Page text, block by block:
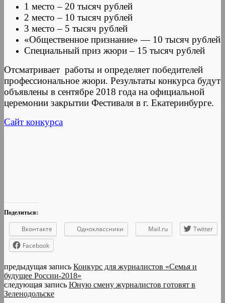
1 место – 20 тысяч рублей
2 место – 10 тысяч рублей
3 место – 5 тысяч рублей
«Общественное признание» — 10 тысяч рублей
Специальный приз жюри – 15 тысяч рублей
Отсматривает работы и определяет победителей
профессиональное жюри. Результаты конкурса будут
объявлены в сентябре 2018 года на официальной
церемонии закрытии Фестиваля в г. Екатеринбурге.
Сайт конкурса
Поделиться:
Вконтакте Одноклассники Mail.ru
Twitter
Facebook
предыдущая запись Конкурс для журналистов «Семья и
будущее России-2018»
следующая запись Юную смену журналистов готовят в
Зеленодольске